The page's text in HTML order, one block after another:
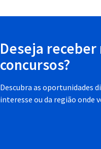
Deseja
concursos?
Descubra as oportunidades
interesse ou da região onde